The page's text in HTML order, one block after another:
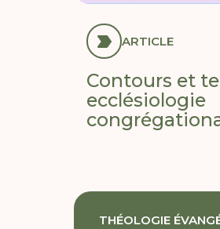
ARTICLE
Contours et
ecclésiologie
THÉOLOGIE